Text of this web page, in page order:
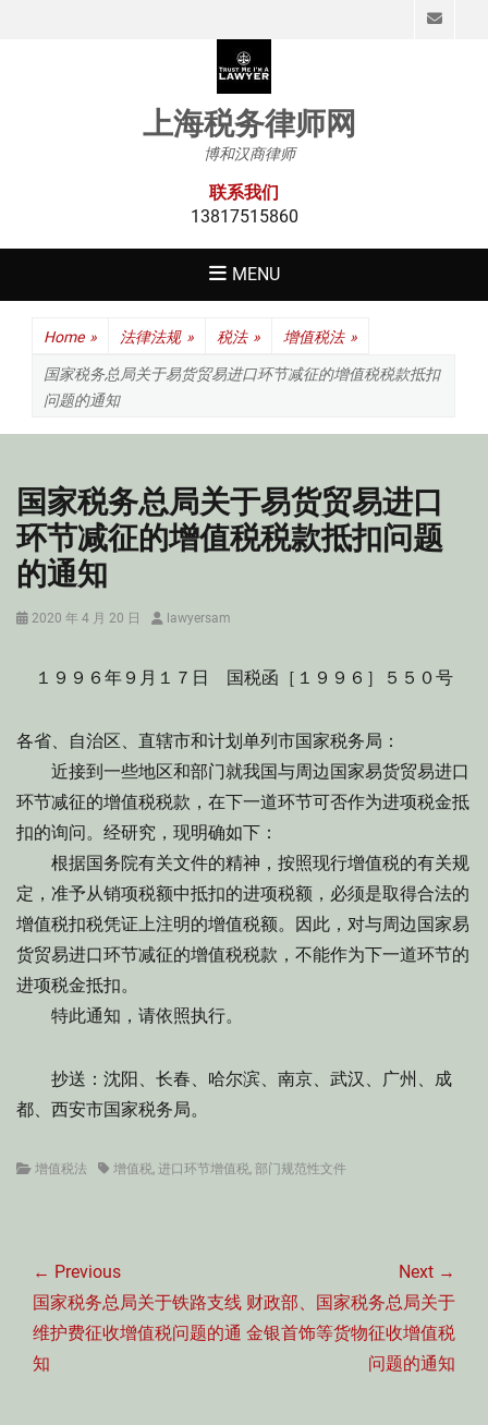
上海税务律师网
博和汉商律师
联系我们
13817515860
MENU
Home » 法律法规 » 税法 » 增值税法 »
国家税务总局关于易货贸易进口环节减征的增值税税款抵扣
问题的通知
国家税务总局关于易货贸易进口
环节减征的增值税税款抵扣问题
的通知
Posted
2020 年 4 月 20 日 Authorlawyersam
１９９６年９月１７日 国税函［１９９６］５５０号
各省、自治区、直辖市和计划单列市国家税务局：
近接到一些地区和部门就我国与周边国家易货贸易进口
环节减征的增值税税款，在下一道环节可否作为进项税金抵
扣的询问。经研究，现明确如下：
根据国务院有关文件的精神，按照现行增值税的有关规
定，准予从销项税额中抵扣的进项税额，必须是取得合法的
增值税扣税凭证上注明的增值税额。因此，对与周边国家易
货贸易进口环节减征的增值税税款，不能作为下一道环节的
进项税金抵扣。
特此通知，请依照执行。
抄送：沈阳、长春、哈尔滨、南京、武汉、广州、成
都、西安市国家税务局。
Categories
增值税法 Tags增值税, 进口环节增值税, 部门规范性文件
章
导
航
← Previous
Previous
post:
国家税务总局关于铁路支线
维护费征收增值税问题的通
知
Next →
Next
post:
财政部、国家税务总局关于
金银首饰等货物征收增值税
问题的通知